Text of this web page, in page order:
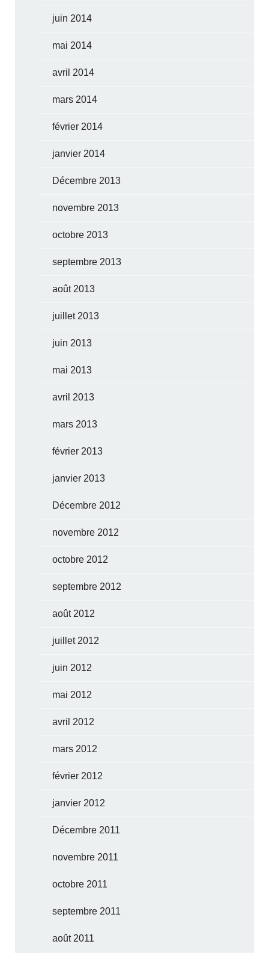
juin 2014
mai 2014
avril 2014
mars 2014
février 2014
janvier 2014
Décembre 2013
novembre 2013
octobre 2013
septembre 2013
août 2013
juillet 2013
juin 2013
mai 2013
avril 2013
mars 2013
février 2013
janvier 2013
Décembre 2012
novembre 2012
octobre 2012
septembre 2012
août 2012
juillet 2012
juin 2012
mai 2012
avril 2012
mars 2012
février 2012
janvier 2012
Décembre 2011
novembre 2011
octobre 2011
septembre 2011
août 2011